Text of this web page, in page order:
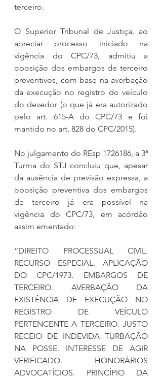
terceiro.
O Superior Tribunal de Justiça, ao
apreciar processo iniciado na
vigência do CPC/73, admitiu a
oposição dos embargos de terceiro
preventivos, com base na averbação
da execução no registro do veículo
do devedor (o que já era autorizado
pelo art. 615-A do CPC/73 e foi
mantido no art. 828 do CPC/2015).
No julgamento do REsp 1726186, a 3ª
Turma do STJ concluiu que, apesar
da ausência de previsão expressa, a
oposição preventiva dos embargos
de terceiro já era possível na
vigência do CPC/73, em acórdão
assim ementado:
“DIREITO PROCESSUAL CIVIL.
RECURSO ESPECIAL. APLICAÇÃO
DO CPC/1973. EMBARGOS DE
TERCEIRO. AVERBAÇÃO DA
EXISTÊNCIA DE EXECUÇÃO NO
REGISTRO DE VEÍCULO
PERTENCENTE A TERCEIRO. JUSTO
RECEIO DE INDEVIDA TURBAÇÃO
NA POSSE. INTERESSE DE AGIR
VERIFICADO. HONORÁRIOS
ADVOCATÍCIOS. PRINCÍPIO DA